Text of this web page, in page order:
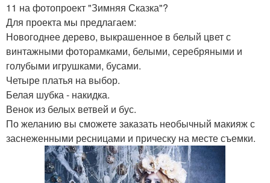
11 на фотопроект "Зимняя Сказка"?
Для проекта мы предлагаем:
Новогоднее дерево, выкрашенное в белый цвет с
винтажными фоторамками, белыми, серебряными и
голубыми игрушками, бусами.
Четыре платья на выбор.
Белая шубка - накидка.
Венок из белых ветвей и бус.
По желанию вы сможете заказать необычный макияж с
заснеженными ресницами и прическу на месте съемки.